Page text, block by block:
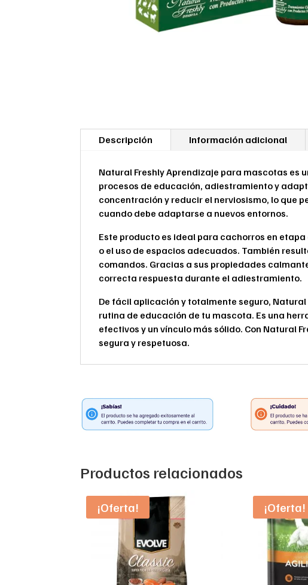
Descripción Información adicional
Natural Freshly Aprendizaje para mascotas es
procesos de educación, adiestramiento y
concentración y reducir el nerviosismo, lo que
cuando debe adaptarse a nuevos entornos.
Este producto es ideal para cachorros en
o el uso de espacios adecuados. También
comandos. Gracias a sus propiedades
correcta respuesta durante el adiestramiento.
De fácil aplicación y totalmente seguro,
rutina de educación de tu mascota. Es una
efectivos y un vínculo más sólido. Con Natural
segura y respetuosa.
Productos relacionados
¡Oferta! ¡Oferta!